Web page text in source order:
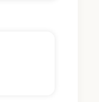
bomen de